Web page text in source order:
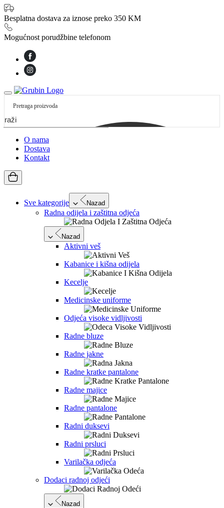
Besplatna dostava za iznose preko 350 KM
Mogućnost porudžbine telefonom
O nama
Dostava
Kontakt
Sve kategorije Nazad
Radna odijela i zaštitna odjeća
Nazad
Aktivni veš
Kabanice i kišna odijela
Kecelje
Medicinske uniforme
Odjeća visoke vidljivosti
Radne bluze
Radne jakne
Radne kratke pantalone
Radne majice
Radne pantalone
Radni duksevi
Radni prsluci
Varilačka odjeća
Dodaci radnoj odjeći
Nazad